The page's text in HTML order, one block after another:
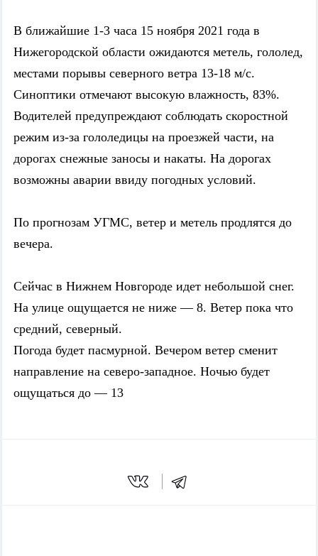
В ближайшие 1-3 часа 15 ноября 2021 года в
Нижегородской области ожидаются метель, гололед,
местами порывы северного ветра 13-18 м/с.
Синоптики отмечают высокую влажность, 83%.
Водителей предупреждают соблюдать скоростной
режим из-за гололедицы на проезжей части, на
дорогах снежные заносы и накаты. На дорогах
возможны аварии ввиду погодных условий.
По прогнозам УГМС, ветер и метель продлятся до
вечера.
Сейчас в Нижнем Новгороде идет небольшой снег.
На улице ощущается не ниже — 8. Ветер пока что
средний, северный.
Погода будет пасмурной. Вечером ветер сменит
направление на северо-западное. Ночью будет
ощущаться до — 13